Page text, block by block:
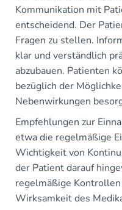
Kommunikation mit
entscheidend. Der
Fragen zu stellen.
klar und verständlich
abzubauen. Patienten
bezüglich der
Nebenwirkungen
Empfehlungen zur
etwa die regelmäßige
Wichtigkeit von
der Patient darauf
regelmäßige
Wirksamkeit des